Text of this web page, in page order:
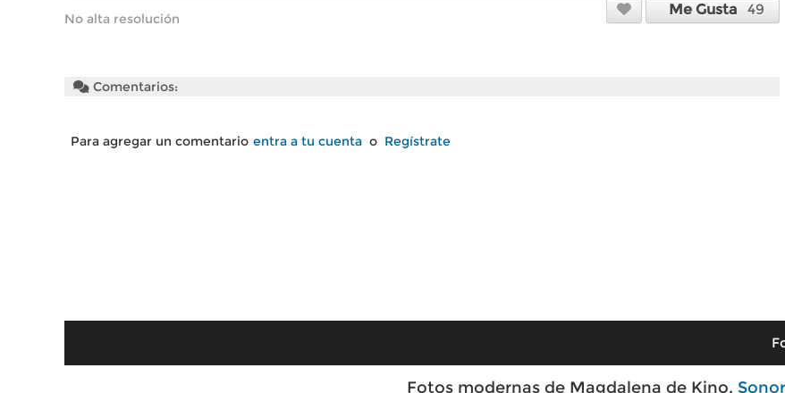
No alta resolución
Me Gusta 49
Comentarios:
Para agregar un comentario entra a tu cuenta o Regístrate
Fotos modernas de Magdalena de Kino,